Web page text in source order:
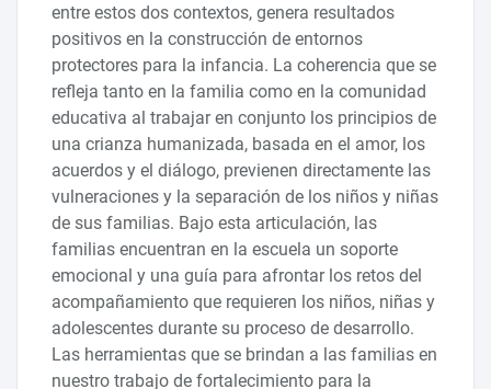
entre estos dos contextos, genera resultados
positivos en la construcción de entornos
protectores para la infancia. La coherencia que se
refleja tanto en la familia como en la comunidad
educativa al trabajar en conjunto los principios de
una crianza humanizada, basada en el amor, los
acuerdos y el diálogo, previenen directamente las
vulneraciones y la separación de los niños y niñas
de sus familias. Bajo esta articulación, las
familias encuentran en la escuela un soporte
emocional y una guía para afrontar los retos del
acompañamiento que requieren los niños, niñas y
adolescentes durante su proceso de desarrollo.
Las herramientas que se brindan a las familias en
nuestro trabajo de fortalecimiento para la